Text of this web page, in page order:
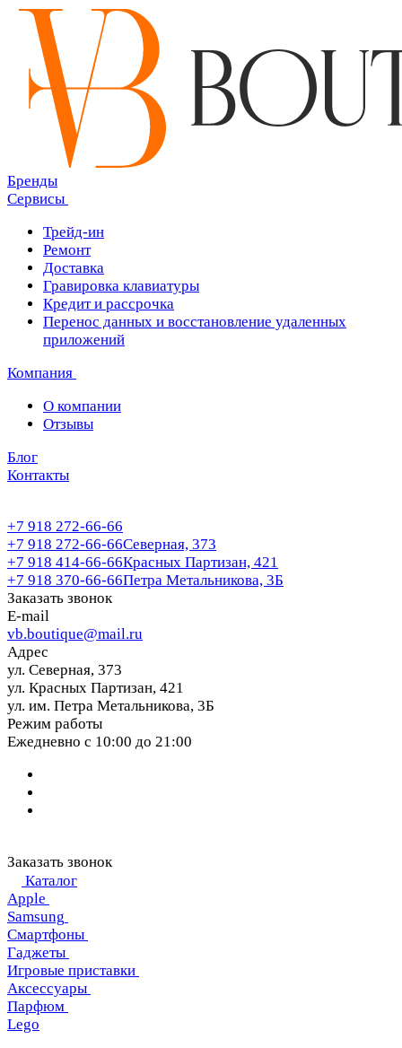
Бренды
Сервисы
Трейд-ин
Ремонт
Доставка
Гравировка клавиатуры
Кредит и рассрочка
Перенос данных и восстановление удаленных
приложений
Компания
О компании
Отзывы
Блог
Контакты
+7 918 272-66-66
+7 918 272-66-66Северная, 373
+7 918 414-66-66Красных Партизан, 421
+7 918 370-66-66Петра Метальникова, 3Б
Заказать звонок
E-mail
vb.boutique@mail.ru
Адрес
ул. Северная, 373
ул. Красных Партизан, 421
ул. им. Петра Метальникова, 3Б
Режим работы
Ежедневно с 10:00 до 21:00
Заказать звонок
Каталог
Apple
Samsung
Смартфоны
Гаджеты
Игровые приставки
Аксессуары
Парфюм
Lego